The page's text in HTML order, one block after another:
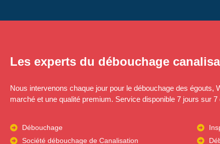
Les experts du débouchage
Nous intervenons chaque jour pour le débouchage des
marché et une qualité premium. Service disponible 7 jours sur 7
Débouchage
Société débouchage de Canalisation